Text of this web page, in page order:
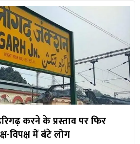
करने के प्रस्ताव पर फिर
विपक्ष में बंटे लोग